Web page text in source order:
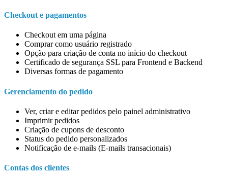
Checkout e pagamentos
Checkout em uma página
Comprar como usuário registrado
Opção para criação de conta no início do checkout
Certificado de segurança SSL para Frontend e Backend
Diversas formas de pagamento
Gerenciamento do pedido
Ver, criar e editar pedidos pelo painel administrativo
Imprimir pedidos
Criação de cupons de desconto
Status do pedido personalizados
Notificação de e-mails (E-mails transacionais)
Contas dos clientes